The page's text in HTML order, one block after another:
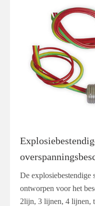
De explosiebestendige
ontworpen voor het
2lijn, 3 lijnen, 4 lijnen,